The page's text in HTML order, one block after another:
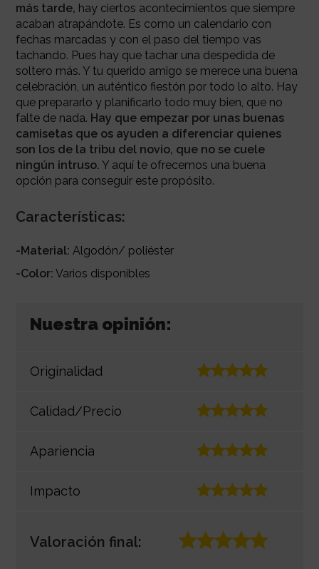
más tarde, hay ciertos acontecimientos que siempre
acaban atrapándote. Es como un calendario con
fechas marcadas y con el paso del tiempo vas
tachando. Pues hay que tachar una despedida de
soltero más. Y tu querido amigo se merece una buena
celebración, un auténtico fiestón por todo lo alto. Hay
que prepararlo y planificarlo todo muy bien, que no
falte de nada. Hay que empezar por unas buenas
camisetas que os ayuden a diferenciar quienes
son los de la tribu del novio, que no se cuele
ningún intruso. Y aquí te ofrecemos una buena
opción para conseguir este propósito.
Características:
-Material: Algodón/ poliéster
-Color: Varios disponibles
Nuestra opinión:
Originalidad
Calidad/Precio
Apariencia
Impacto
Valoración final: